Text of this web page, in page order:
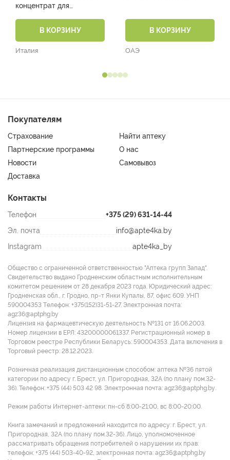
концентрат для
инфузионного раствора
25 мг/мл амп. 2 мл №5)
В КОРЗИНУ
Италия
В КОРЗИНУ
ОАЭ
Покупателям
Страхование
Найти аптеку
Партнерские программы
О нас
Новости
Самовывоз
Доставка
Контакты
Телефон
+375 (29) 631-14-44
Эл. почта
info@apte4ka.by
Instagram
apte4ka_by
Общество с ограниченной ответственностью "Аптека групп Запад".
Свидетельство выдано Гродненским областным исполнительным
комитетом решением от 28 декабря 2023 года. Юридический адрес:
Гродненская обл., г. Гродно, пр-т Янки Купалы, 87, офис 609. УНП
590004353 Tелефон: +375(152)31-51-27. Электронная почта:
agz36@aptphg.by
Лицензия на фармацевтическую деятельность №131 от 16.06.2003.
Номер лицензии в ЕРЛ: 43200000061337. Регистрационный номер в
Торговом реестре Республики Беларусь: 590004353. Дата включения в
Торговый реестр: 28.12.2023.
Розничная реализация дистанционным способом: аптека №36 пятой
категории по адресу г. Брест, ул. Пригородная, 32А (по плану пом.32-
36). Телефон: +375 (44) 503 42 98. Электронная почта: agz36@aptphg.by.
Режим работы Интернет-аптеки: пн-сб 8:00-21:00, вс 8:00-20:00.
Книга замечаний и предложений находится по адресу: г. Брест, ул.
Пригородная, 32А (по плану пом.32-36). Лицо, уполномоченное
рассматривать обращения потребителей о нарушении их прав:
телефон: +375 (44) 503-40-92, электронная почта: agz36@aptphg.by